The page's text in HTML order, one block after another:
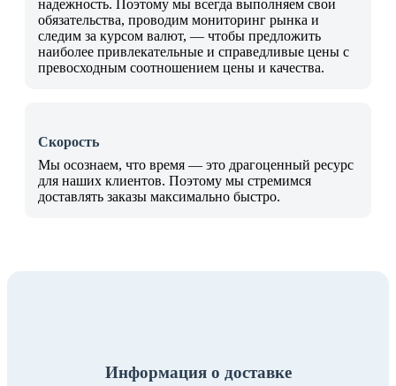
надежность. Поэтому мы всегда выполняем свои
обязательства, проводим мониторинг рынка и
следим за курсом валют, — чтобы предложить
наиболее привлекательные и справедливые цены с
превосходным соотношением цены и качества.
Скорость
Мы осознаем, что время — это драгоценный ресурс
для наших клиентов. Поэтому мы стремимся
доставлять заказы максимально быстро.
Информация о доставке